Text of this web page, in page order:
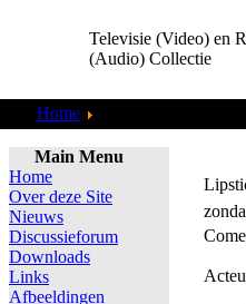
Televisie (Video) en
(Audio) Collectie
Home
Main Menu
Home
Over deze Site
Nieuws
Discussieforum
Downloads
Links
Afbeeldingen